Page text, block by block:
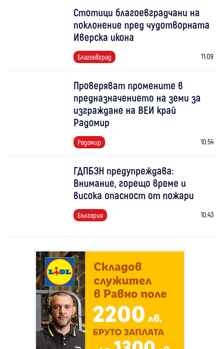
Стотици благоевградчани на
поклонение пред чудотворната
Иверска икона
Благоевград 11:09
Проверяват промените в
предназначението на земи за
изграждане на ВЕИ край
Радомир
Радомир 10:54
ГДПБЗН предупреждава:
Внимание, горещо време и
висока опасност от пожари
България 10:43